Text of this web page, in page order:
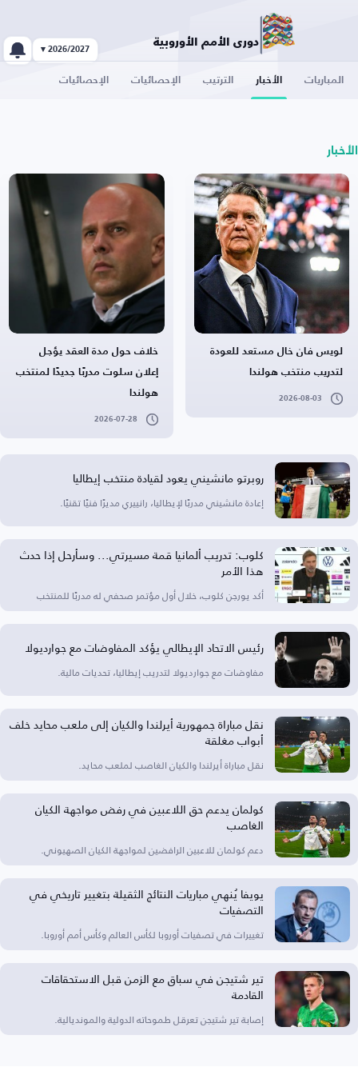
دوري الأمم الأوروبية
2026/2027 ▾
المباريات الأخبار الترتيب الإحصائيات الإحصائيات
الأخبار
لويس فان خال مستعد للعودة
لتدريب منتخب هولندا
2026-08-03
خلاف حول مدة العقد يؤجل
إعلان سلوت مدربًا جديدًا لمنتخب
هولندا
2026-07-28
روبرتو مانشيني يعود لقيادة منتخب إيطاليا
إعادة مانشيني مدربًا لإيطاليا، رانييري مديرًا فنيًا تقنيًا.
كلوب: تدريب ألمانيا قمة مسيرتي... وسأرحل إذا حدث
هذا الأمر
أكد يورجن كلوب، خلال أول مؤتمر صحفي له مدربًا للمنتخب
رئيس الاتحاد الإيطالي يؤكد المفاوضات مع جوارديولا
مفاوضات مع جوارديولا لتدريب إيطاليا، تحديات مالية.
نقل مباراة جمهورية أيرلندا والكيان إلى ملعب محايد خلف
أبواب مغلقة
نقل مباراة أيرلندا والكيان الغاصب لملعب محايد.
كولمان يدعم حق اللاعبين في رفض مواجهة الكيان
الغاصب
دعم كولمان للاعبين الرافضين لمواجهة الكيان الصهيوني.
يويفا يُنهي مباريات النتائج الثقيلة بتغيير تاريخي في
التصفيات
تغييرات في تصفيات أوروبا لكأس العالم وكأس أمم أوروبا.
تير شتيجن في سباق مع الزمن قبل الاستحقاقات
القادمة
إصابة تير شتيجن تعرقل طموحاته الدولية والمونديالية.